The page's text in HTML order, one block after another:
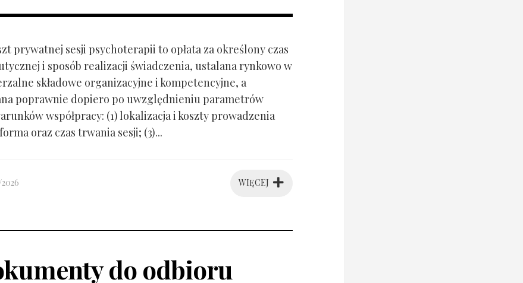
prywatnej sesji psychoterapii to opłata za określony czas
i sposób realizacji świadczenia, ustalana rynkowo w
składowe organizacyjne i kompetencyjne, a
poprawnie dopiero po uwzględnieniu parametrów
współpracy: (1) lokalizacja i koszty prowadzenia
oraz czas trwania sesji; (3)...
WIĘCEJ
do odbioru